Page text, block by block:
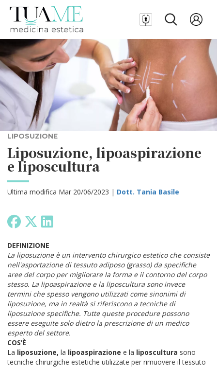
LIPOSUZIONE
Liposuzione, lipoaspirazione
e liposcultura
Ultima modifica Mar 20/06/2023 | Dott. Tania Basile
DEFINIZIONE
La liposuzione è un intervento chirurgico estetico che consiste
nell'asportazione di tessuto adiposo (grasso) da specifiche
aree del corpo per migliorare la forma e il contorno del corpo
stesso. La lipoaspirazione e la liposcultura sono invece
termini che spesso vengono utilizzati come sinonimi di
liposuzione, ma in realtà si riferiscono a tecniche di
liposuzione specifiche. Tutte queste procedure possono
essere eseguite solo dietro la prescrizione di un medico
esperto del settore.
COS’È
La liposuzione, la lipoaspirazione e la liposcultura sono
tecniche chirurgiche estetiche utilizzate per rimuovere il tessuto